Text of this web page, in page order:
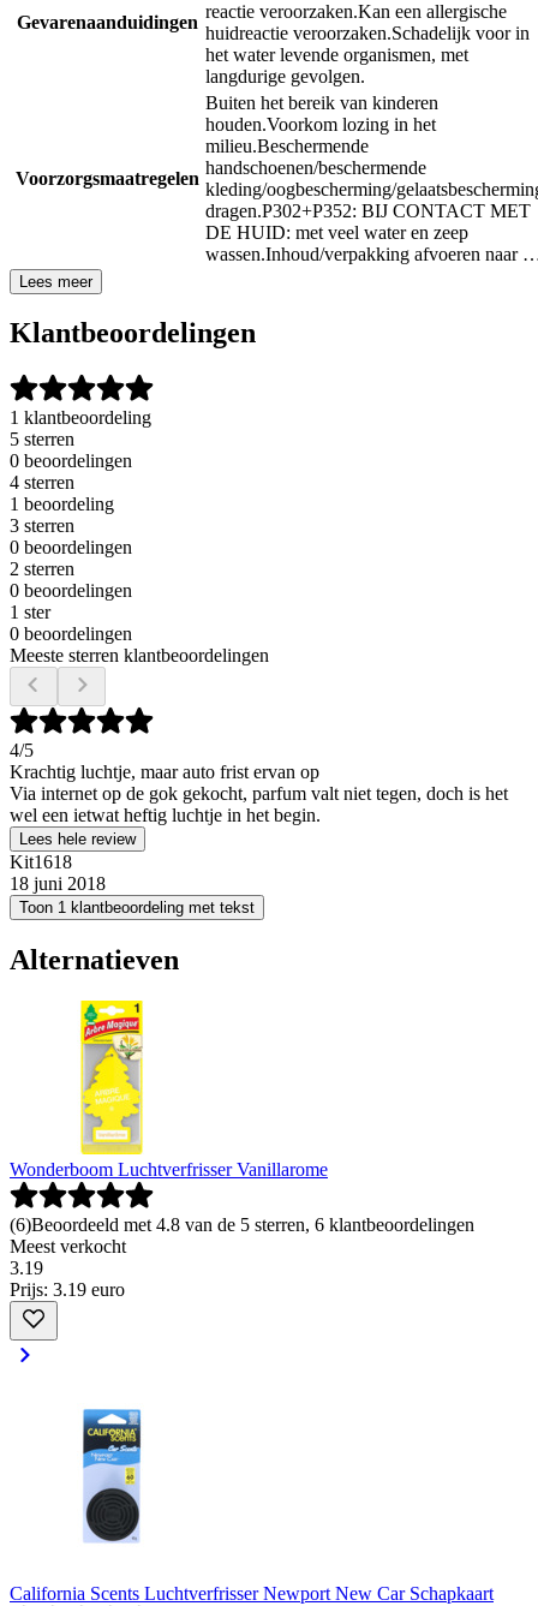
Gevarenaanduidingen
reactie veroorzaken.Kan een allergische
huidreactie veroorzaken.Schadelijk voor in
het water levende organismen, met
langdurige gevolgen.
Voorzorgsmaatregelen
Buiten het bereik van kinderen
houden.Voorkom lozing in het
milieu.Beschermende
handschoenen/beschermende
kleding/oogbescherming/
dragen.P302+P352: BIJ CONTACT MET
DE HUID: met veel water en zeep
wassen.Inhoud/verpakking afvoeren naar
Lees meer
Klantbeoordelingen
1 klantbeoordeling
5 sterren
0 beoordelingen
4 sterren
1 beoordeling
3 sterren
0 beoordelingen
2 sterren
0 beoordelingen
1 ster
0 beoordelingen
Meeste sterren klantbeoordelingen
4/5
Krachtig luchtje, maar auto frist ervan op
Via internet op de gok gekocht, parfum valt niet tegen, doch is het
wel een ietwat heftig luchtje in het begin.
Lees hele review
Kit1618
18 juni 2018
Toon 1 klantbeoordeling met tekst
Alternatieven
Wonderboom Luchtverfrisser Vanillarome
(6)Beoordeeld met 4.8 van de 5 sterren, 6 klantbeoordelingen
Meest verkocht
3.19
Prijs: 3.19 euro
California Scents Luchtverfrisser Newport New Car Schapkaart